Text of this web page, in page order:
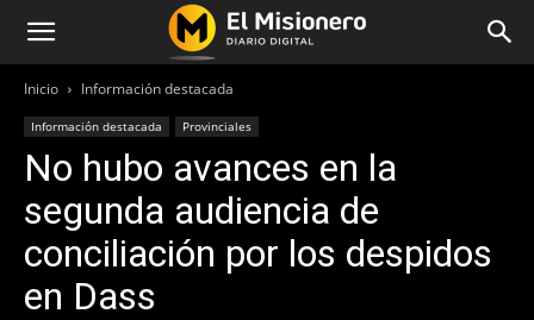
Inicio Información destacada
Información destacada Provinciales
No hubo avances en la
segunda audiencia de
conciliación por los despidos
en Dass